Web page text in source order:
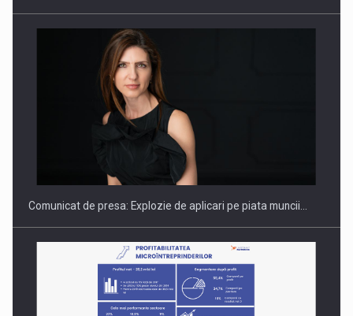
PUTTING ROMANIAN CORPORATE COMPANIES ON THE
INTERNATIONAL BUSINESS SCENE
Comunicat de presa: Explozie de aplicari pe piata muncii…